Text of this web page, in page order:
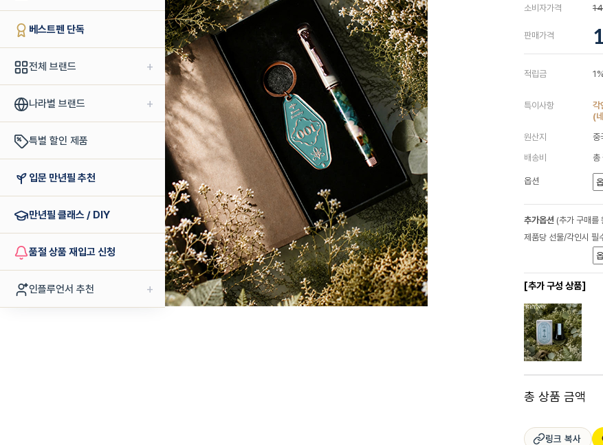
베스트펜 단독
전체 브랜드 +
나라별 브랜드 +
특별 할인 제품
입문 만년필 추천
만년필 클래스 / DIY
품절 상품 재입고 신청
인플루언서 추천 +
소비자가격
판매가격
적립금 1%
특이사항
각
(
원산지
중
배송비
총
옵션
추가옵션 (추가 구매를
제품당 선물/각인시 필
[추가 구성 상품]
총 상품 금액
링크 복사